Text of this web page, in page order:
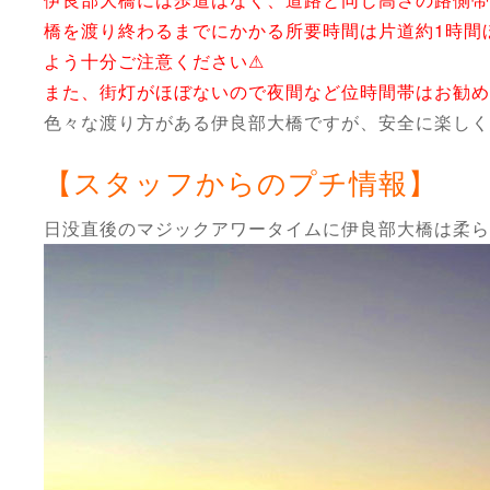
橋を渡り終わるまでにかかる所要時間は片道約1時
よう十分ご注意ください⚠
また、街灯がほぼないので夜間など位時間帯はお勧
色々な渡り方がある伊良部大橋ですが、安全に楽し
【スタッフからのプチ情報】
日没直後のマジックアワータイムに伊良部大橋は柔